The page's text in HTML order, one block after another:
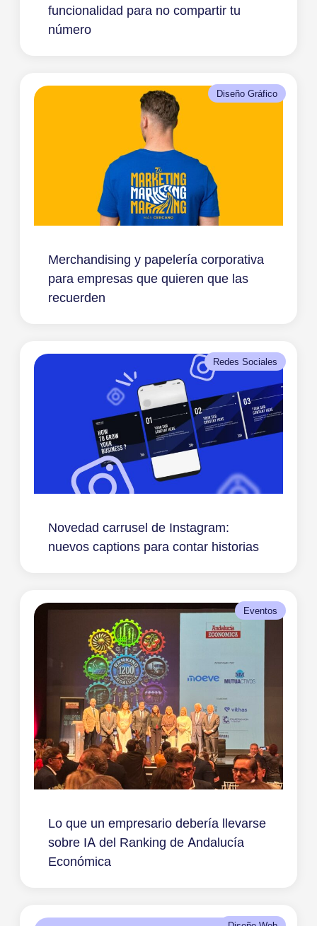
funcionalidad para no compartir tu
número
Diseño Gráfico
Merchandising y papelería corporativa
para empresas que quieren que las
recuerden
Redes Sociales
Novedad carrusel de Instagram:
nuevos captions para contar historias
Eventos
Lo que un empresario debería llevarse
sobre IA del Ranking de Andalucía
Económica